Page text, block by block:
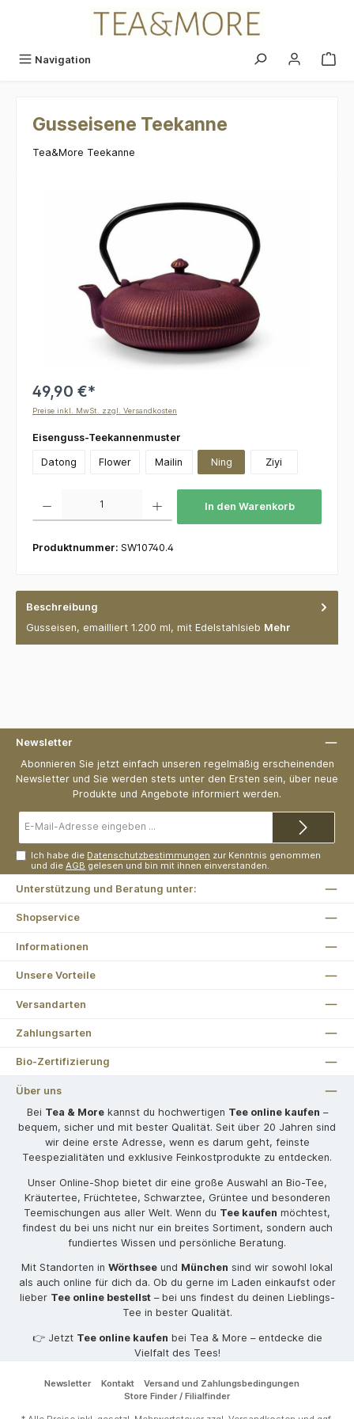
Navigation
Gusseisene Teekanne
Tea&More Teekanne
49,90 €*
Preise inkl. MwSt. zzgl. Versandkosten
Eisenguss-Teekannenmuster
Datong Flower Mailin Ning Ziyi
In den Warenkorb
Produktnummer: SW10740.4
Beschreibung
Gusseisen, emailliert 1.200 ml, mit Edelstahlsieb Mehr
Newsletter
Abonnieren Sie jetzt einfach unseren regelmäßig erscheinenden
Newsletter und Sie werden stets unter den Ersten sein, über neue
Produkte und Angebote informiert werden.
Mail-
Ich habe die Datenschutzbestimmungen zur Kenntnis genommen
und dieAGB gelesen und bin mit ihnen einverstanden.
Unterstützung und Beratung unter:
Shopservice
Informationen
Unsere Vorteile
Versandarten
Zahlungsarten
Bio-Zertifizierung
Über uns
Bei Tea & Morekannst du hochwertigen Tee online kaufen –
bequem, sicher und mit bester Qualität. Seit über 20 Jahren sind
wir deine erste Adresse, wenn es darum geht, feinste
Teespezialitäten und exklusive Feinkostprodukte zu entdecken.
Unser Online-Shop bietet dir eine große Auswahl an Bio-Tee,
Kräutertee, Früchtetee, Schwarztee, Grüntee und besonderen
Teemischungen aus aller Welt. Wenn du Tee kaufen möchtest,
findest du bei uns nicht nur ein breites Sortiment, sondern auch
fundiertes Wissen und persönliche Beratung.
Mit Standorten in Wörthsee und München sind wir sowohl lokal
als auch online für dich da. Ob du gerne im Laden einkaufst oder
lieber Tee online bestellst– bei uns findest du deinen Lieblings-
Tee in bester Qualität.
👉 Jetzt Tee online kaufen bei Tea & More – entdecke die
Vielfalt des Tees!
Newsletter Kontakt
Versand und Zahlungsbedingungen
Store Finder / Filialfinder